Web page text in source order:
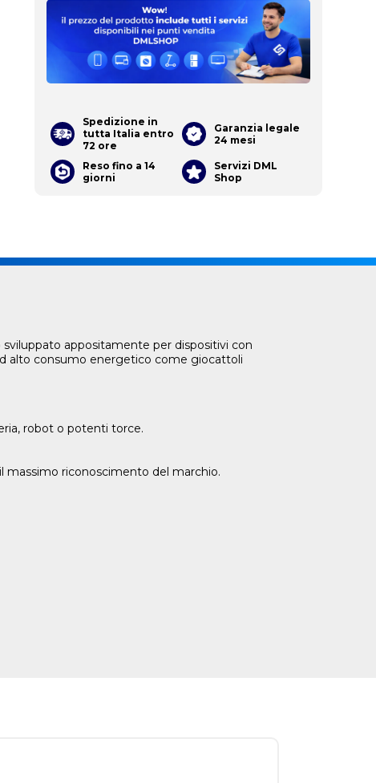
Spedizione in
tutta Italia entro
72 ore
Garanzia legale
24 mesi
Reso fino a 14
giorni
Servizi DML
Shop
appositamente per dispositivi con
alto consumo energetico come giocattoli
robot o potenti torce.
massimo riconoscimento del marchio.